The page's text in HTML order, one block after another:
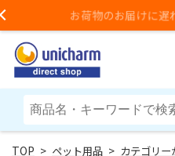
お荷物のお届けに遅れ
> ペット用品 > カテゴリー